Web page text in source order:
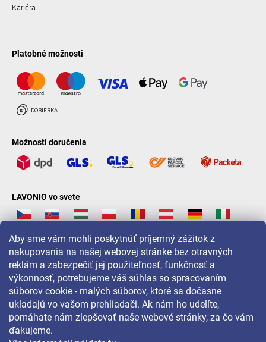
Aby sme vám mohli poskytnúť príjemný zážitok z
nakupovania na našej webovej stránke bez otravných
reklám a zabezpečiť jej použiteľnosť, funkčnosť a
výkonnosť, potrebujeme váš súhlas so spracovaním
súborov cookie - malých súborov, ktoré sa dočasne
ukladajú vo vašom prehliadači. Ak nám ho udelíte,
pomáhate nám zlepšovať naše webové stránky, za čo vám
ďakujeme.
Kariéra
Platobné možnosti
Možnosti doručenia
LAVONIO vo svete
Pre akcie, súťaže a zľavy nás sledujte na: